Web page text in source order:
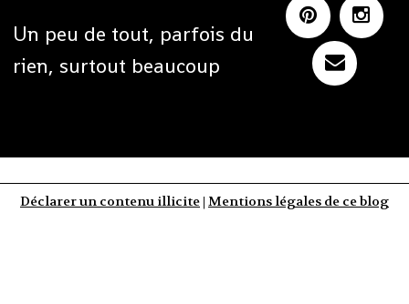
Un peu de tout, parfois du
rien, surtout beaucoup
Déclarer un contenu illicite | Mentions légales de ce blog